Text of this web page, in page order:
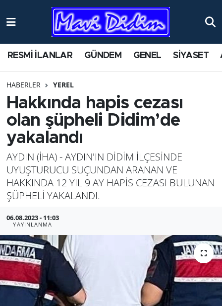
RESMİ İLANLAR GÜNDEM GENEL SİYASET
HABERLER YEREL
Hakkında hapis cezası
olan şüpheli Didim’de
yakalandı
AYDIN (İHA) - AYDIN'IN DİDİM İLÇESİNDE
UYUŞTURUCU SUÇUNDAN ARANAN VE
HAKKINDA 12 YIL 9 AY HAPİS CEZASI BULUNAN
ŞÜPHELİ YAKALANDI.
06.08.2023 - 11:03
YAYINLANMA
ANTİK YERLER
AYDIN
BİLİM VE TEKNOLOJİ
ÇEVRE
EĞİTİM
EKONOMİ
GENEL
GÜNDEM
HABERDE İNSAN
KÜLTÜR SANAT
Nöbetçi Eczaneler
Namaz Vakitleri
Trafik Durumu
Süper Lig Puan Durumu ve Fikstür
Tüm Manşetler
Son Dakika Haberleri
Haber Arşivi